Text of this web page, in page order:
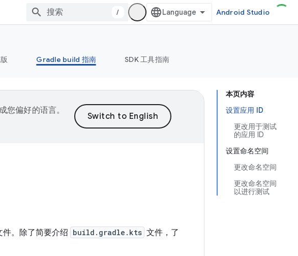
/ Android Studio
Gradle build 指南 SDK 工具指南
本页内容
设置应用 ID
更改用于测试
的应用 ID
设置命名空间
更改命名空间
更改命名空间
以进行测试
偏好的语言。
。除了简要介绍 build.gradle.kts 文件，了